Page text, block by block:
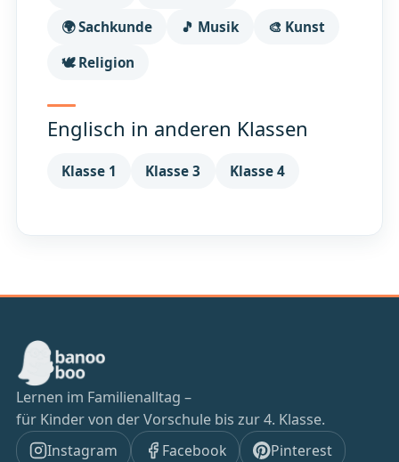
🌍 Sachkunde 🎵 Musik 🎨 Kunst
🕊️ Religion
Englisch in anderen Klassen
Klasse 1 Klasse 3 Klasse 4
Lernen im Familienalltag –
für Kinder von der Vorschule bis zur 4. Klasse.
Instagram
Facebook Pinterest